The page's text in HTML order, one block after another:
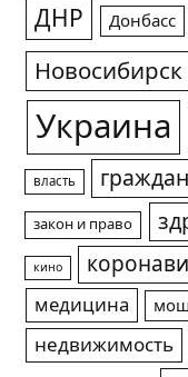
ДНР Донбасс
Новосибирск
Украина
власть
закон и право
кино
медицина
недвижимость